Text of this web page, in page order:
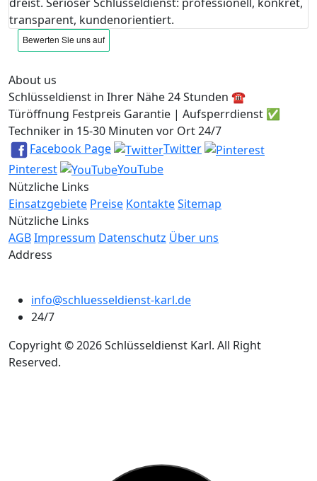
transparent, kundenorientiert.
About us
Schlüsseldienst in Ihrer Nähe 24 Stunden ☎️
Türöffnung Festpreis Garantie | Aufsperrdienst ✅
Techniker in 15-30 Minuten vor Ort 24/7
Facebook Page
Twitter
Pinterest
YouTube
Nützliche Links
Einsatzgebiete Preise KontakteSitemap
Nützliche Links
AGBImpressum Datenschutz Über uns
Address
info@schluesseldienst-karl.de
24/7
Copyright © 2026 Schlüsseldienst Karl. All Right
Reserved.